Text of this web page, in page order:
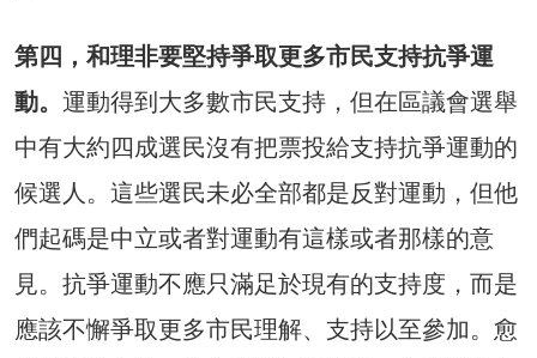
第四，和理非要堅持爭取更多市民支持抗爭運
動。 運動得到大多數市民支持，但在區議會選舉
中有大約四成選民沒有把票投給支持抗爭運動的
候選人。這些選民未必全部都是反對運動，但他
們起碼是中立或者對運動有這樣或者那樣的意
見。抗爭運動不應只滿足於現有的支持度，而是
應該不懈爭取更多市民理解、支持以至參加。愈